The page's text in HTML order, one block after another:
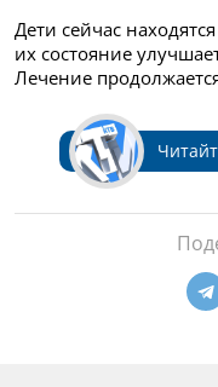
Дети сейчас
их состояние
Лечение